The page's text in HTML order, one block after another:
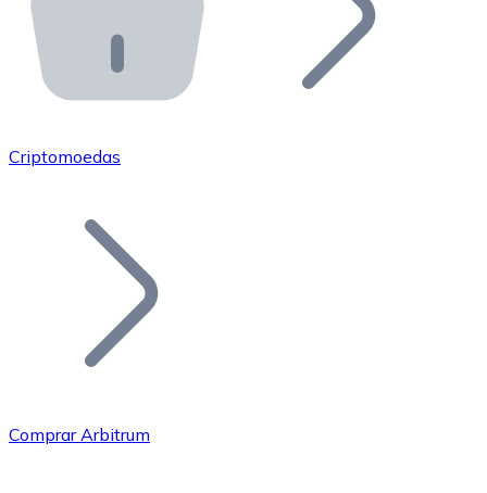
API Bitnovo
Integre nossa API no seu ecossistema.
Junte-se à nossa rede de revendedores e comercialize
Adicione o token do seu projeto ao nosso serviço de
Criptomoedas
Comprar Arbitrum